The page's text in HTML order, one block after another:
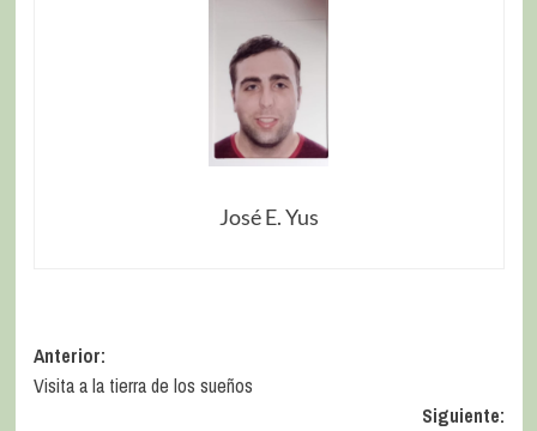
José E. Yus
Anterior:
Visita a la tierra de los sueños
Siguiente: